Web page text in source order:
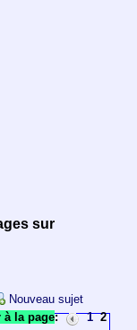
sur
Nouveau sujet
à la page: 1 2